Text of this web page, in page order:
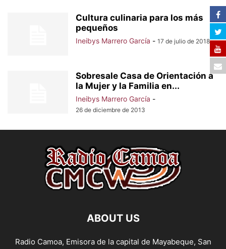
Cultura culinaria para los más
pequeños
Ineibys Marrero García - 17 de julio de 2018
Sobresale Casa de Orientación a
la Mujer y la Familia en...
Ineibys Marrero García -
26 de diciembre de 2013
ABOUT US
Radio Camoa, Emisora de la capital de Mayabeque, San